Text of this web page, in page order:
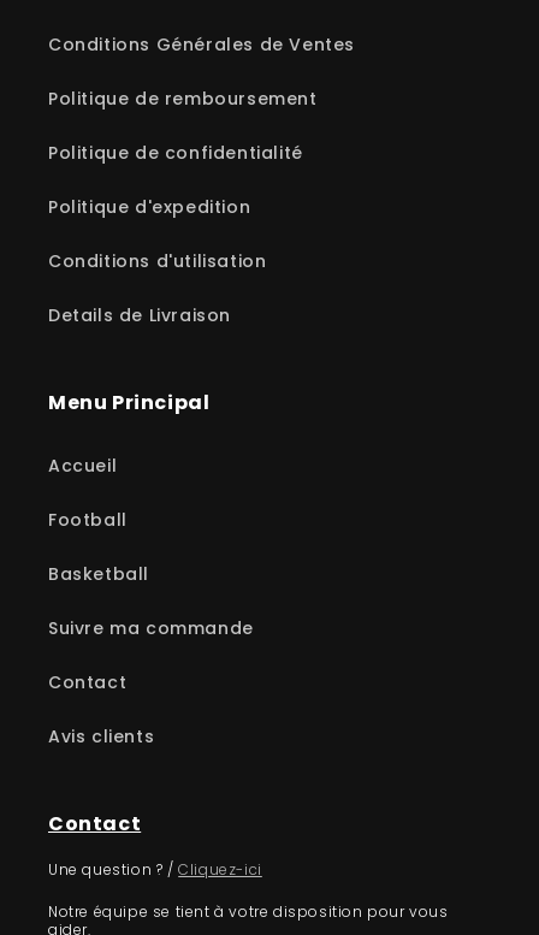
Conditions Générales de Ventes
Politique de remboursement
Politique de confidentialité
Politique d'expedition
Conditions d'utilisation
Details de Livraison
Menu Principal
Accueil
Football
Basketball
Suivre ma commande
Contact
Avis clients
Contact
Une question ? /Cliquez-ici
Notre équipe se tient à votre disposition pour vous
aider.